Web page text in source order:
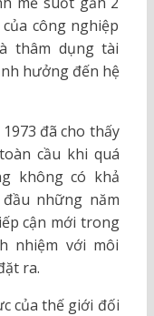
công nghiệp
thâm dụng tài
hưởng đến hệ
đã cho thấy
cầu khi quá
không có khả
những năm
cận mới trong
nhiệm với môi
ra.
của thế giới đối